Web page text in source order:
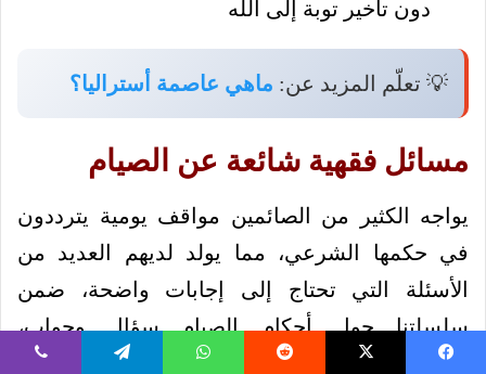
دون تأخير توبة إلى الله
💡 تعلّم المزيد عن: ماهي عاصمة أستراليا؟
مسائل فقهية شائعة عن الصيام
يواجه الكثير من الصائمين مواقف يومية يترددون
في حكمها الشرعي، مما يولد لديهم العديد من
الأسئلة التي تحتاج إلى إجابات واضحة، ضمن
سلسلتنا حول أحكام الصيام سؤال وجواب،
نستعرض هنا بعض المسائل الفقهية الشائعة التي